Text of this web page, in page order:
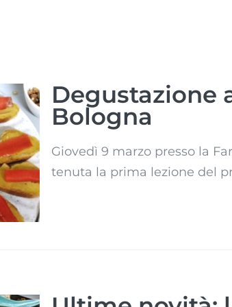
Degustazione
Bologna
Giovedì 9 marzo presso la
tenuta la prima lezione del